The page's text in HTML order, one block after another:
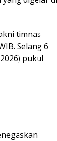
timnas
Selang 6
pukul